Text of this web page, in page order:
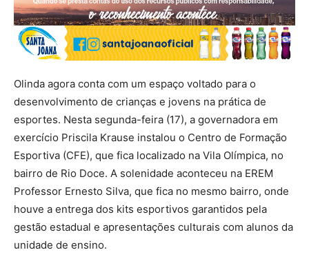
Olinda agora conta com um espaço voltado para o
desenvolvimento de crianças e jovens na prática de
esportes. Nesta segunda-feira (17), a governadora em
exercício Priscila Krause instalou o Centro de Formação
Esportiva (CFE), que fica localizado na Vila Olímpica, no
bairro de Rio Doce. A solenidade aconteceu na EREM
Professor Ernesto Silva, que fica no mesmo bairro, onde
houve a entrega dos kits esportivos garantidos pela
gestão estadual e apresentações culturais com alunos da
unidade de ensino.